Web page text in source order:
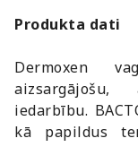
Produkta dati
Dermoxen
iedarbību.
kā papildus